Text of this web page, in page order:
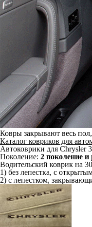
Ковры закрывают весь
Каталог ковриков для
Автоковрики для Chrysler
Поколение: 2 поколение и
Водительский коврик на
1) без лепестка, с
2) с лепестком,